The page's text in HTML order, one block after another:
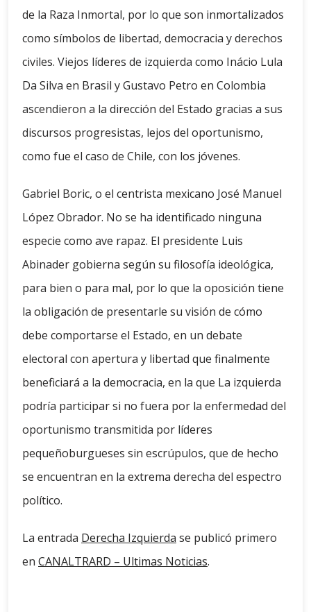
de la Raza Inmortal, por lo que son inmortalizados
como símbolos de libertad, democracia y derechos
civiles. Viejos líderes de izquierda como Inácio Lula
Da Silva en Brasil y Gustavo Petro en Colombia
ascendieron a la dirección del Estado gracias a sus
discursos progresistas, lejos del oportunismo,
como fue el caso de Chile, con los jóvenes.
Gabriel Boric, o el centrista mexicano José Manuel
López Obrador. No se ha identificado ninguna
especie como ave rapaz. El presidente Luis
Abinader gobierna según su filosofía ideológica,
para bien o para mal, por lo que la oposición tiene
la obligación de presentarle su visión de cómo
debe comportarse el Estado, en un debate
electoral con apertura y libertad que finalmente
beneficiará a la democracia, en la que La izquierda
podría participar si no fuera por la enfermedad del
oportunismo transmitida por líderes
pequeñoburgueses sin escrúpulos, que de hecho
se encuentran en la extrema derecha del espectro
político.
La entrada Derecha Izquierda se publicó primero
en CANALTRARD – Ultimas Noticias.